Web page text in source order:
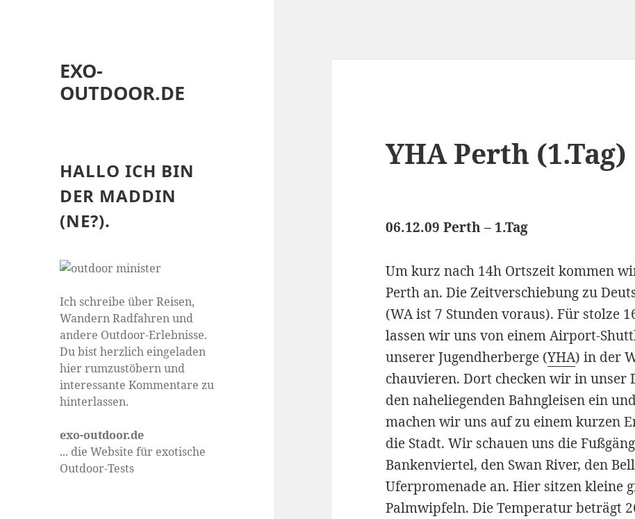
EXO-
OUTDOOR.DE
HALLO ICH BIN
DER MADDIN
(NE?).
Ich schreibe über Reisen,
Wandern Radfahren und
andere Outdoor-Erlebnisse.
Du bist herzlich eingeladen
hier rumzustöbern und
interessante Kommentare zu
hinterlassen.
exo-outdoor.de
... die Website für exotische
Outdoor-Tests
YHA Perth (1.Tag)
06.12.09 Perth – 1.Tag
Um kurz nach 14h Ortszeit kommen
Perth an. Die Zeitverschiebung zu
(WA ist 7 Stunden voraus). Für stolze
lassen wir uns von einem Airport-
unserer Jugendherberge (YHA) in der
chauvieren. Dort checken wir in unser
den naheliegenden Bahngleisen ein
machen wir uns auf zu einem kurzen
die Stadt. Wir schauen uns die
Bankenviertel, den Swan River, den
Uferpromenade an. Hier sitzen kleine
Palmwipfeln. Die Temperatur beträgt